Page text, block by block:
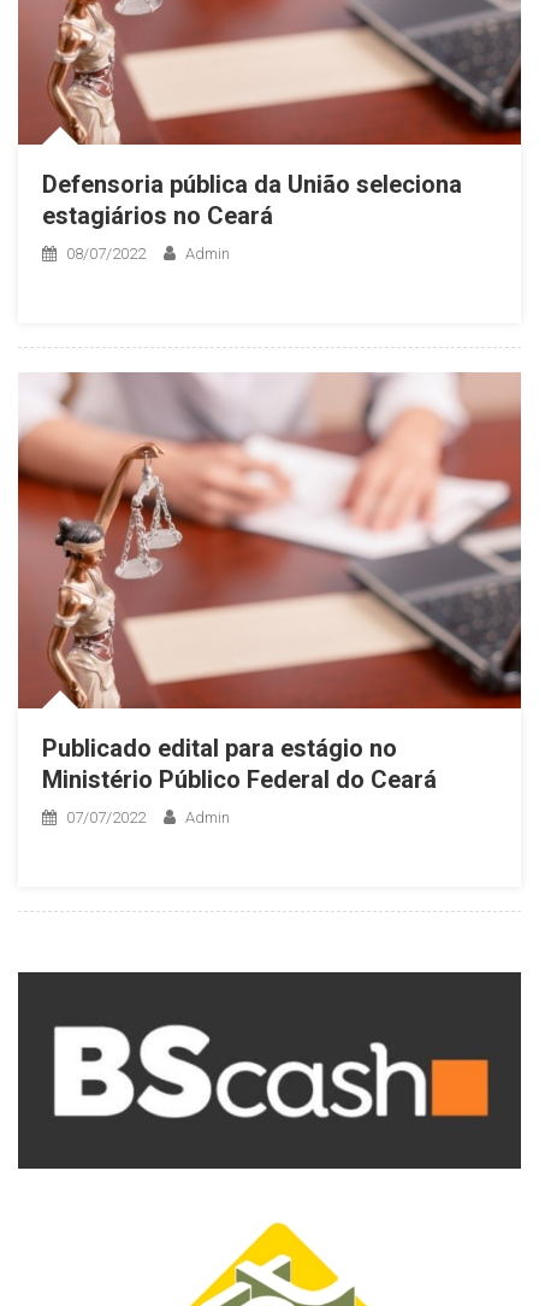
Defensoria pública da União seleciona
estagiários no Ceará
08/07/2022 Admin
Publicado edital para estágio no
Ministério Público Federal do Ceará
07/07/2022 Admin